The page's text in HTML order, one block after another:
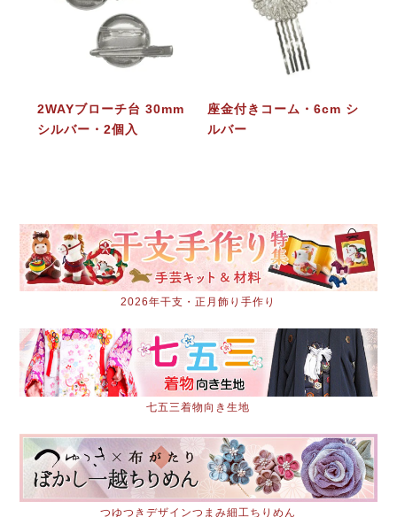
2WAYブローチ台 30mm
シルバー・2個入
座金付きコーム・6cm シ
ルバー
2026年干支・正月飾り手作り
七五三着物向き生地
つゆつきデザインつまみ細工ちりめん